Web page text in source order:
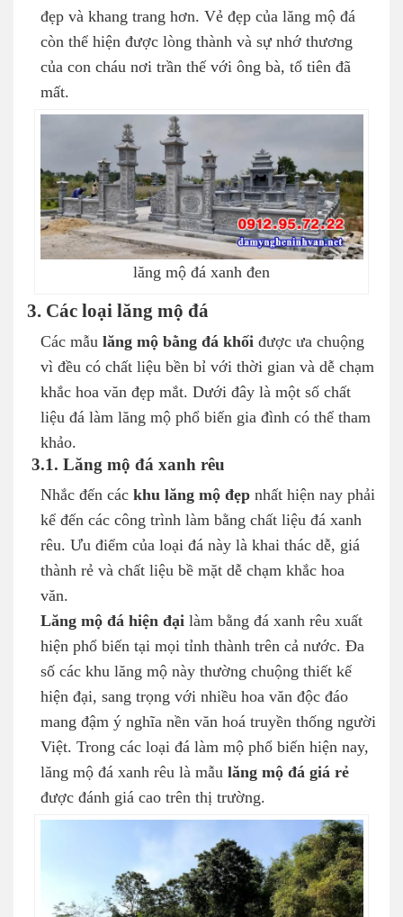
đẹp và khang trang hơn. Vẻ đẹp của lăng mộ đá
còn thể hiện được lòng thành và sự nhớ thương
của con cháu nơi trần thế với ông bà, tổ tiên đã
mất.
lăng mộ đá xanh đen
3. Các loại lăng mộ đá
Các mẫu lăng mộ bằng đá khối được ưa chuộng
vì đều có chất liệu bền bỉ với thời gian và dễ chạm
khắc hoa văn đẹp mắt. Dưới đây là một số chất
liệu đá làm lăng mộ phổ biến gia đình có thể tham
khảo.
3.1. Lăng mộ đá xanh rêu
Nhắc đến các khu lăng mộ đẹp nhất hiện nay phải
kể đến các công trình làm bằng chất liệu đá xanh
rêu. Ưu điểm của loại đá này là khai thác dễ, giá
thành rẻ và chất liệu bề mặt dễ chạm khắc hoa
văn.
Lăng mộ đá hiện đại làm bằng đá xanh rêu xuất
hiện phổ biến tại mọi tỉnh thành trên cả nước. Đa
số các khu lăng mộ này thường chuộng thiết kế
hiện đại, sang trọng với nhiều hoa văn độc đáo
mang đậm ý nghĩa nền văn hoá truyền thống người
Việt. Trong các loại đá làm mộ phổ biến hiện nay,
lăng mộ đá xanh rêu là mẫu lăng mộ đá giá rẻ
được đánh giá cao trên thị trường.